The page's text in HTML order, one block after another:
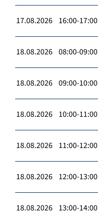
17.08.2026 16:00-17:00
18.08.2026 08:00-09:00
18.08.2026 09:00-10:00
18.08.2026 10:00-11:00
18.08.2026 11:00-12:00
18.08.2026 12:00-13:00
18.08.2026 13:00-14:00